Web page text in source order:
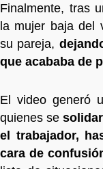
Finalmente, tras
la mujer baja del
su pareja,
que acababa de
El video generó
quienes se
el trabajador,
cara de